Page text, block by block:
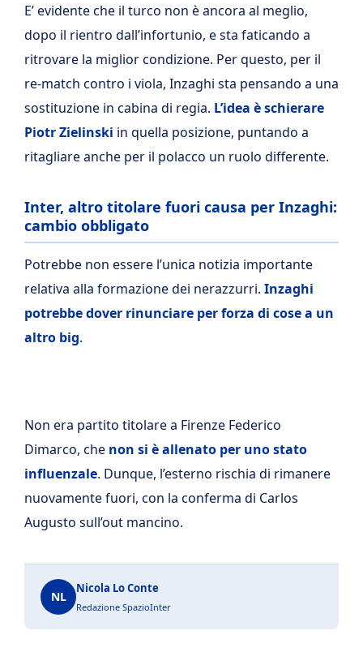
E’ evidente che il turco non è ancora al meglio,
dopo il rientro dall’infortunio, e sta faticando a
ritrovare la miglior condizione. Per questo, per il
re-match contro i viola, Inzaghi sta pensando a una
sostituzione in cabina di regia. L’idea è schierare
Piotr Zielinski in quella posizione, puntando a
ritagliare anche per il polacco un ruolo differente.
Inter, altro titolare fuori causa per Inzaghi:
cambio obbligato
Potrebbe non essere l’unica notizia importante
relativa alla formazione dei nerazzurri. Inzaghi
potrebbe dover rinunciare per forza di cose a un
altro big.
Non era partito titolare a Firenze Federico
Dimarco, che non si è allenato per uno stato
influenzale. Dunque, l’esterno rischia di rimanere
nuovamente fuori, con la conferma di Carlos
Augusto sull’out mancino.
NL
Nicola Lo Conte
Redazione SpazioInter